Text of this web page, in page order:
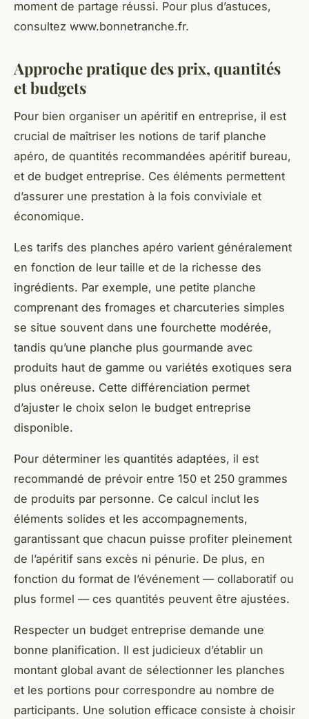
moment de partage réussi. Pour plus d’astuces,
consultez www.bonnetranche.fr.
Approche pratique des prix, quantités
et budgets
Pour bien organiser un apéritif en entreprise, il est
crucial de maîtriser les notions de tarif planche
apéro, de quantités recommandées apéritif bureau,
et de budget entreprise. Ces éléments permettent
d’assurer une prestation à la fois conviviale et
économique.
Les tarifs des planches apéro varient généralement
en fonction de leur taille et de la richesse des
ingrédients. Par exemple, une petite planche
comprenant des fromages et charcuteries simples
se situe souvent dans une fourchette modérée,
tandis qu’une planche plus gourmande avec
produits haut de gamme ou variétés exotiques sera
plus onéreuse. Cette différenciation permet
d’ajuster le choix selon le budget entreprise
disponible.
Pour déterminer les quantités adaptées, il est
recommandé de prévoir entre 150 et 250 grammes
de produits par personne. Ce calcul inclut les
éléments solides et les accompagnements,
garantissant que chacun puisse profiter pleinement
de l’apéritif sans excès ni pénurie. De plus, en
fonction du format de l’événement — collaboratif ou
plus formel — ces quantités peuvent être ajustées.
Respecter un budget entreprise demande une
bonne planification. Il est judicieux d’établir un
montant global avant de sélectionner les planches
et les portions pour correspondre au nombre de
participants. Une solution efficace consiste à choisir